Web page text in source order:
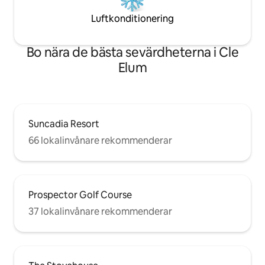
Luftkonditionering
Bo nära de bästa sevärdheterna i Cle
Elum
Suncadia Resort
66 lokalinvånare rekommenderar
Prospector Golf Course
37 lokalinvånare rekommenderar